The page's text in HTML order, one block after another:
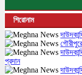
শিরোনাম
প্রদান